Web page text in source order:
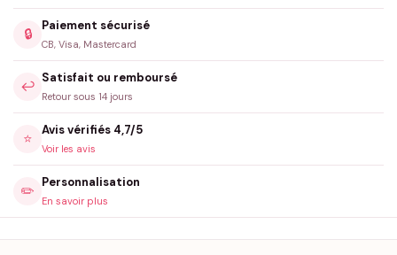
🔒
Paiement sécurisé
CB, Visa, Mastercard
↩️
Satisfait ou remboursé
Retour sous 14 jours
⭐
Avis vérifiés 4,7/5
Voir les avis
✏️
Personnalisation
En savoir plus